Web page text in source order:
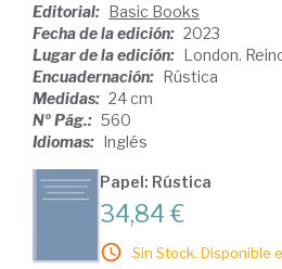
Editorial: Basic Books
Fecha de la edición: 2023
Lugar de la edición: London.
Encuadernación: Rústica
Medidas: 24 cm
Nº Pág.: 560
Idiomas: Inglés
Papel: Rústica
34,84 €
Sin Stock. Disponible